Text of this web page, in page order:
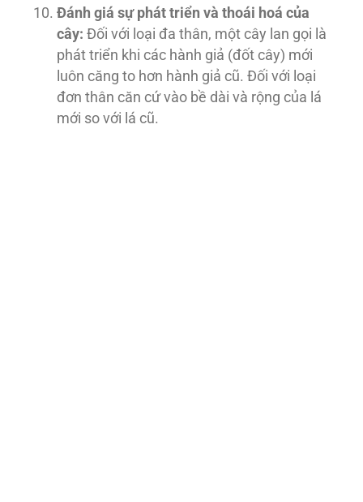
Đánh giá sự phát triển và thoái hoá của
cây: Ðối với loại đa thân, một cây lan gọi là
phát triển khi các hành giả (đốt cây) mới
luôn căng to hơn hành giả cũ. Ðối với loại
đơn thân căn cứ vào bề dài và rộng của lá
mới so với lá cũ.